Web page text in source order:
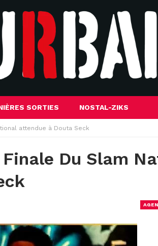
SORTIES NOSTAL-ZIKS
attendue à Douta Seck
Du Slam